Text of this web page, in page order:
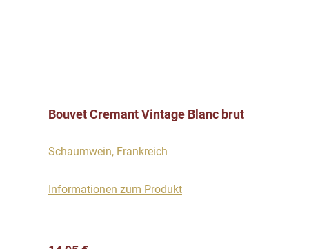
Bouvet Cremant Vintage Blanc brut
Schaumwein, Frankreich
Informationen zum Produkt